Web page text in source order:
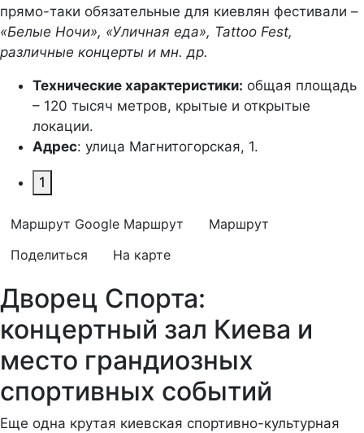
прямо-таки обязательные для киевлян фестивали –
«Белые Ночи», «Уличная еда», Tattoo Fest,
различные концерты и мн. др.
Технические характеристики: общая площадь
– 120 тысяч метров, крытые и открытые
локации.
Адрес: улица Магнитогорская, 1.
1
Маршрут Google Маршрут
Маршрут
Поделиться
На карте
Дворец Спорта:
концертный зал Киева и
место грандиозных
спортивных событий
Еще одна крутая киевская спортивно-культурная